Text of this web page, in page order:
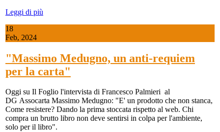
Leggi di più
18
Feb, 2024
"Massimo Medugno, un anti-requiem
per la carta"
Oggi su Il Foglio l'intervista di Francesco Palmieri al
DG Assocarta Massimo Medugno: "E' un prodotto che non stanca,
Come resistere? Dando la prima stoccata rispetto al web. Chi
compra un brutto libro non deve sentirsi in colpa per l'ambiente,
solo per il libro".